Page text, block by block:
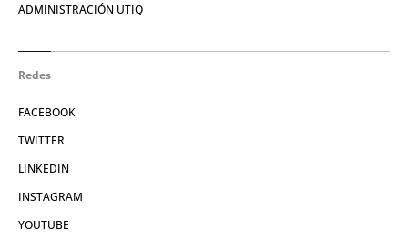
ADMINISTRACIÓN UTIQ
Redes
FACEBOOK
TWITTER
LINKEDIN
INSTAGRAM
YOUTUBE